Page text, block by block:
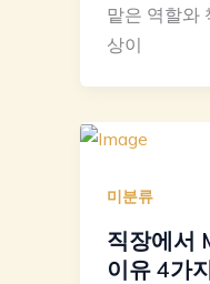
맡은 역할와
상이
미분류
직장에서
이유 4가